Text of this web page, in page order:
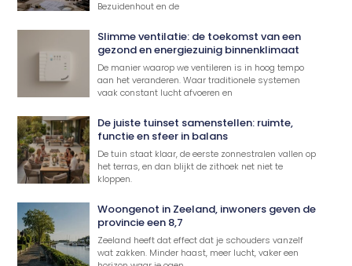
Bezuidenhout en de
Slimme ventilatie: de toekomst van een
gezond en energiezuinig binnenklimaat
De manier waarop we ventileren is in hoog tempo
aan het veranderen. Waar traditionele systemen
vaak constant lucht afvoeren en
De juiste tuinset samenstellen: ruimte,
functie en sfeer in balans
De tuin staat klaar, de eerste zonnestralen vallen op
het terras, en dan blijkt de zithoek net niet te
kloppen.
Woongenot in Zeeland, inwoners geven de
provincie een 8,7
Zeeland heeft dat effect dat je schouders vanzelf
wat zakken. Minder haast, meer lucht, vaker een